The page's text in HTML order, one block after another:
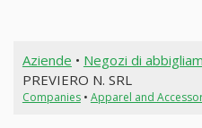
Aziende • Negozi di
PREVIERO N. SRL
Companies• Apparel and